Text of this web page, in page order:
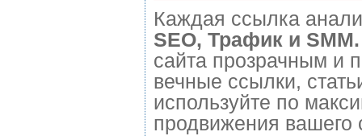
Каждая ссылка
SEO, Трафик и SMM.
сайта прозрачным и
вечные ссылки,
используйте по
продвижения вашего